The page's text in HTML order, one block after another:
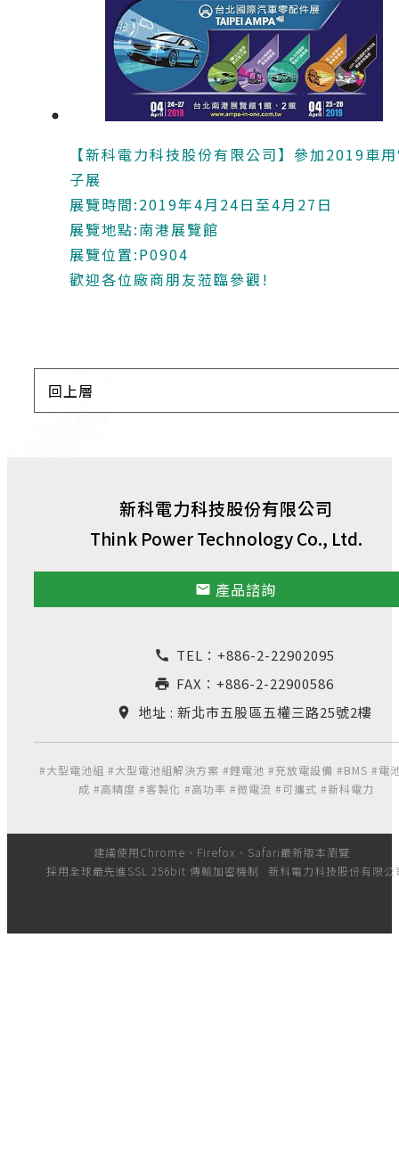
【新科電力科技股份有限公司】參加2019車
子展
展覽時間:2019年4月24日至4月27日
展覽地點:南港展覽館
展覽位置:P0904
歡迎各位廠商朋友蒞臨參觀!
回上層
新科電力科技股份有限公司
Think Power Technology Co., Ltd.
email 產品諮詢
call TEL： +886-2-22902095
print FAX：+886-2-22900586
location_on 地址 : 新北市五股區五權三路25號2樓
#大型電池組 #大型電池組解決方案 #鋰電池 #充放電設備 #BMS #電
成 #高精度 #客製化 #高功率 #微電流 #可攜式 #新科電力
建議使用Chrome、Firefox、Safari最新版本瀏覽
採用全球最先進SSL 256bit 傳輸加密機制
新科電力科技股份有限公